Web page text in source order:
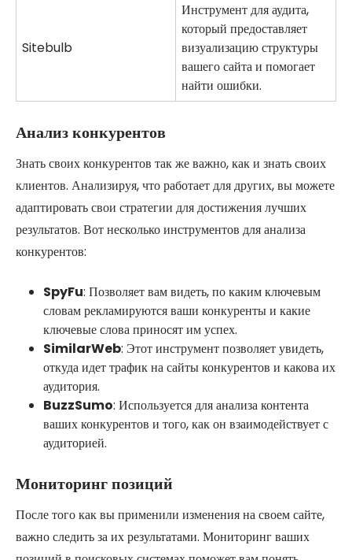
Sitebulb
Инструмент для аудита,
который предоставляет
визуализацию структуры
вашего сайта и помогает
найти ошибки.
Анализ конкурентов
Знать своих конкурентов так же важно, как и знать своих
клиентов. Анализируя, что работает для других, вы можете
адаптировать свои стратегии для достижения лучших
результатов. Вот несколько инструментов для анализа
конкурентов:
SpyFu: Позволяет вам видеть, по каким ключевым
словам рекламируются ваши конкуренты и какие
ключевые слова приносят им успех.
SimilarWeb: Этот инструмент позволяет увидеть,
откуда идет трафик на сайты конкурентов и какова их
аудитория.
BuzzSumo: Используется для анализа контента
ваших конкурентов и того, как он взаимодействует с
аудиторией.
Мониторинг позиций
После того как вы применили изменения на своем сайте,
важно следить за их результатами. Мониторинг ваших